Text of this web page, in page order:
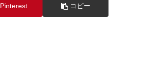
Pinterest コピー